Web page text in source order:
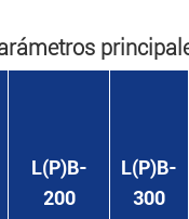
L(P)B-
200
L(P)B-
300